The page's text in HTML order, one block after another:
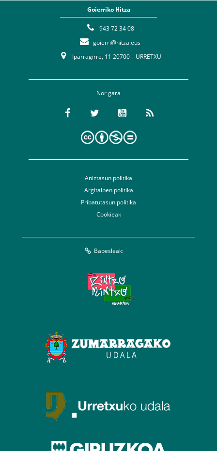
Goierriko Hitza
943 72 34 08
goierri@hitza.eus
Iparragirre, 11 20700 – URRETXU
Nor gara
Aniztasun politika
Argitalpen politika
Pribatutasun politika
Cookieak
Babesleak: